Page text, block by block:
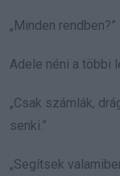
„Minden rendben?”
Adele néni a többi
„Csak számlák,
senki.”
„Segítsek